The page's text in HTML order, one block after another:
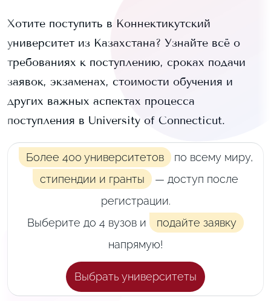
Хотите поступить в Коннектикутский
университет из Казахстана? Узнайте всё о
требованиях к поступлению, сроках подачи
заявок, экзаменах, стоимости обучения и
других важных аспектах процесса
поступления в University of Connecticut.
Более 400 университетов по всему миру,
стипендии и гранты
— доступ после
регистрации.
Выберите до 4 вузов и
подайте заявку
напрямую!
Выбрать университеты